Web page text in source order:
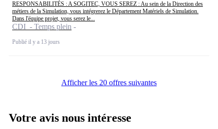
RESPONSABILITÉS : A SOGITEC, VOUS SEREZ : Au sein de la Direction des
métiers de la Simulation, vous intégrerez le Département Matériels de Simulation.
Dans l'équipe projet, vous serez le...
CDI - Temps plein
Publié il y a 13 jours
Afficher les 20 offres suivantes
Votre avis nous intéresse